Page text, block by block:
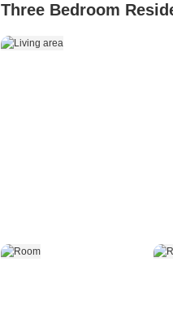
Three Bedroom